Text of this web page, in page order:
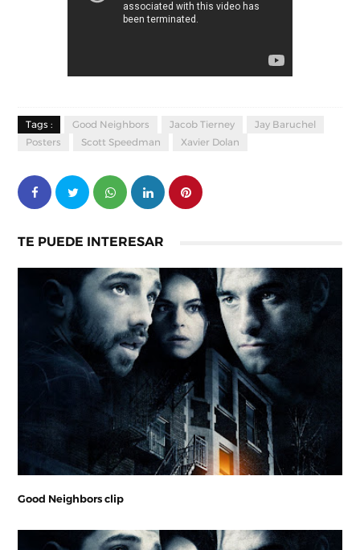
Tags : Good Neighbors Jacob Tierney
Jay Baruchel
Posters
Scott Speedman Xavier Dolan
TE PUEDE INTERESAR
Good Neighbors clip